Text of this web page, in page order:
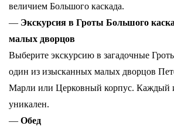
величием Большого каскада.
— Экскурсия в Гроты Большого
малых дворцов
Выберите экскурсию в загадочные
один из изысканных малых дворцов
Марли или Церковный корпус. Каждый
уникален.
—Обед